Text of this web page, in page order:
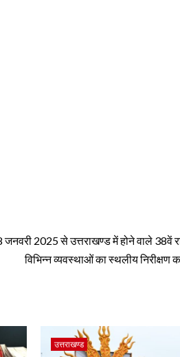
2025 से उत्तराखण्ड में होने वाले 38वें
विभिन्न व्यवस्थाओं का स्थलीय निरीक्षण
उत्तराखण्ड